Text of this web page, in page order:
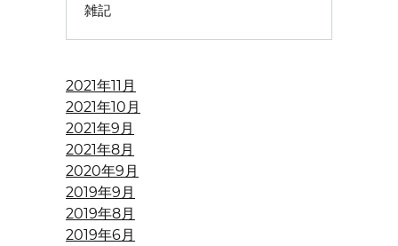
雑記
2021年11月
2021年10月
2021年9月
2021年8月
2020年9月
2019年9月
2019年8月
2019年6月